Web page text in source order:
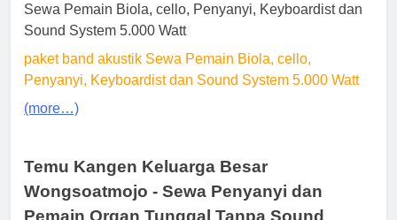
Sewa Pemain Biola, cello, Penyanyi, Keyboardist dan
Sound System 5.000 Watt
paket band akustik Sewa Pemain Biola, cello,
Penyanyi, Keyboardist dan Sound System 5.000 Watt
(more…)
Temu Kangen Keluarga Besar
Wongsoatmojo - Sewa Penyanyi dan
Pemain Organ Tunggal Tanpa Sound